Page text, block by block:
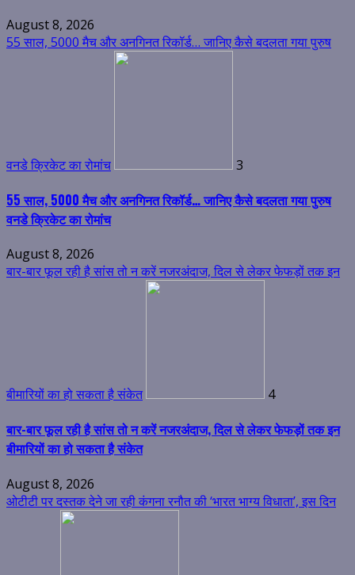
August 8, 2026
55 साल, 5000 मैच और अनगिनत रिकॉर्ड… जानिए कैसे बदलता गया पुरुष
वनडे क्रिकेट का रोमांच 3
55 साल, 5000 मैच और अनगिनत रिकॉर्ड… जानिए कैसे बदलता गया पुरुष
वनडे क्रिकेट का रोमांच
August 8, 2026
बार-बार फूल रही है सांस तो न करें नजरअंदाज, दिल से लेकर फेफड़ों तक इन
बीमारियों का हो सकता है संकेत 4
बार-बार फूल रही है सांस तो न करें नजरअंदाज, दिल से लेकर फेफड़ों तक इन
बीमारियों का हो सकता है संकेत
August 8, 2026
ओटीटी पर दस्तक देने जा रही कंगना रनौत की ‘भारत भाग्य विधाता’, इस दिन